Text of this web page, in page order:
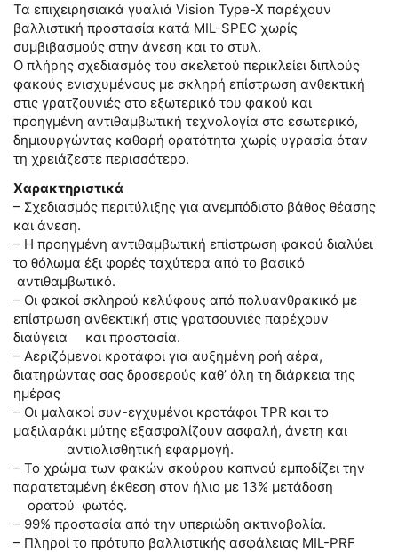
Τα επιχειρησιακά γυαλιά Vision Type-X παρέχουν
βαλλιστική προστασία κατά MIL-SPEC χωρίς
συμβιβασμούς στην άνεση και το στυλ.
Ο πλήρης σχεδιασμός του σκελετού περικλείει διπλούς
φακούς ενισχυμένους με σκληρή επίστρωση ανθεκτική
στις γρατζουνιές στο εξωτερικό του φακού και
προηγμένη αντιθαμβωτική τεχνολογία στο εσωτερικό,
δημιουργώντας καθαρή ορατότητα χωρίς υγρασία όταν
τη χρειάζεστε περισσότερο.
Χαρακτηριστικά
– Σχεδιασμός περιτύλιξης για ανεμπόδιστο βάθος θέασης
και άνεση.
– Η προηγμένη αντιθαμβωτική επίστρωση φακού διαλύει
το θόλωμα έξι φορές ταχύτερα από το βασικό
αντιθαμβωτικό.
– Οι φακοί σκληρού κελύφους από πολυανθρακικό με
επίστρωση ανθεκτική στις γρατσουνιές παρέχουν
διαύγεια και προστασία.
– Αεριζόμενοι κροτάφοι για αυξημένη ροή αέρα,
διατηρώντας σας δροσερούς καθ’ όλη τη διάρκεια της
ημέρας
– Οι μαλακοί συν-εγχυμένοι κροτάφοι TPR και το
μαξιλαράκι μύτης εξασφαλίζουν ασφαλή, άνετη και
αντιολισθητική εφαρμογή.
– Το χρώμα των φακών σκούρου καπνού εμποδίζει την
παρατεταμένη έκθεση στον ήλιο με 13% μετάδοση
ορατού φωτός.
– 99% προστασία από την υπεριώδη ακτινοβολία.
– Πληροί το πρότυπο βαλλιστικής ασφάλειας MIL-PRF